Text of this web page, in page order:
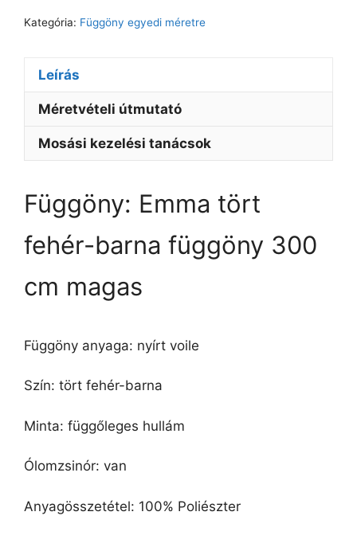
Kategória: Függöny egyedi méretre
Leírás
Méretvételi útmutató
Mosási kezelési tanácsok
Függöny: Emma tört
fehér-barna függöny 300
cm magas
Függöny anyaga: nyírt voile
Szín: tört fehér-barna
Minta: függőleges hullám
Ólomzsinór: van
Anyagösszetétel: 100% Poliészter